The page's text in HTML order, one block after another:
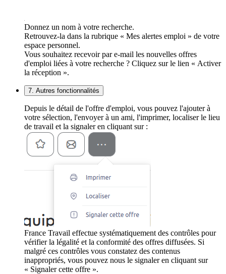
Donnez un nom à votre recherche.
Retrouvez-la dans la rubrique « Mes alertes emploi » de votre
espace personnel.
Vous souhaitez recevoir par e-mail les nouvelles offres
d'emploi liées à votre recherche ? Cliquez sur le lien « Activer
la réception ».
7. Autres fonctionnalités
Depuis le détail de l'offre d'emploi, vous pouvez l'ajouter à
votre sélection, l'envoyer à un ami, l'imprimer, localiser le lieu
de travail et la signaler en cliquant sur :
France Travail effectue systématiquement des contrôles pour
vérifier la légalité et la conformité des offres diffusées. Si
malgré ces contrôles vous constatez des contenus
inappropriés, vous pouvez nous le signaler en cliquant sur
« Signaler cette offre ».